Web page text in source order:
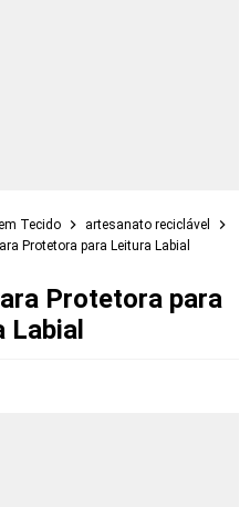
Tecido
artesanato reciclável
Protetora para Leitura Labial
Protetora para
Labial